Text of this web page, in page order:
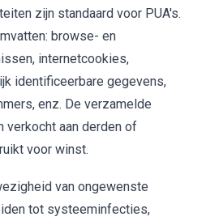
zijn standaard voor PUA's.
browse- en
internetcookies,
identificeerbare gegevens,
enz. De verzamelde
verkocht aan derden of
voor winst.
van ongewenste
tot systeeminfecties,